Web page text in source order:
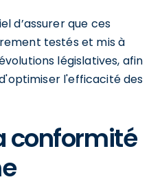
d’assurer que ces
testés et mis à
législatives, afin
l'efficacité des
conformité